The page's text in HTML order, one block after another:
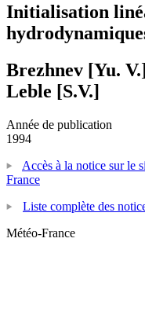
Initialisation
Brezhnev [Yu.
Leble [S.V.]
Année de publication
1994
Accès à la notice sur le
France
Liste complète des
Météo-France